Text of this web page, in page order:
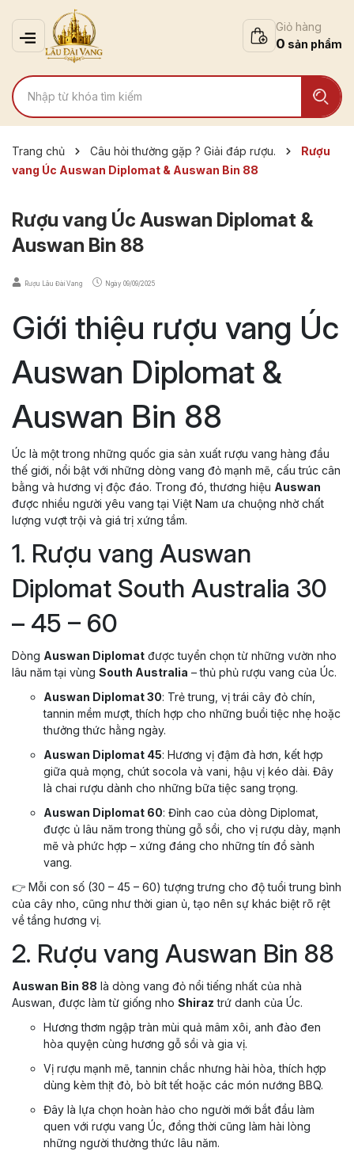
Giỏ hàng
0
Trang chủ Câu hỏi thường gặp ? Giải đáp rượu.
Rượu
vang Úc Auswan Diplomat & Auswan Bin 88
Rượu vang Úc Auswan Diplomat &
Auswan Bin 88
Rượu Lâu Đài Vang Ngày 09/09/2025
Giới thiệu rượu vang Úc
Auswan Diplomat &
Auswan Bin 88
Úc là một trong những quốc gia sản xuất rượu vang hàng đầu
thế giới, nổi bật với những dòng vang đỏ mạnh mẽ, cấu trúc cân
bằng và hương vị độc đáo. Trong đó, thương hiệu Auswan
được nhiều người yêu vang tại Việt Nam ưa chuộng nhờ chất
lượng vượt trội và giá trị xứng tầm.
1. Rượu vang Auswan
Diplomat South Australia 30
– 45 – 60
Dòng Auswan Diplomat được tuyển chọn từ những vườn nho
lâu năm tại vùng South Australia – thủ phủ rượu vang của Úc.
Auswan Diplomat 30: Trẻ trung, vị trái cây đỏ chín,
tannin mềm mượt, thích hợp cho những buổi tiệc nhẹ hoặc
thưởng thức hằng ngày.
Auswan Diplomat 45: Hương vị đậm đà hơn, kết hợp
giữa quả mọng, chút socola và vani, hậu vị kéo dài. Đây
là chai rượu dành cho những bữa tiệc sang trọng.
Auswan Diplomat 60: Đỉnh cao của dòng Diplomat,
được ủ lâu năm trong thùng gỗ sồi, cho vị rượu dày, mạnh
mẽ và phức hợp – xứng đáng cho những tín đồ sành
vang.
👉 Mỗi con số (30 – 45 – 60) tượng trưng cho độ tuổi trung bình
của cây nho, cũng như thời gian ủ, tạo nên sự khác biệt rõ rệt
về tầng hương vị.
2. Rượu vang Auswan Bin 88
Auswan Bin 88 là dòng vang đỏ nổi tiếng nhất của nhà
Auswan, được làm từ giống nho Shiraz trứ danh của Úc.
Hương thơm ngập tràn mùi quả mâm xôi, anh đào đen
hòa quyện cùng hương gỗ sồi và gia vị.
Vị rượu mạnh mẽ, tannin chắc nhưng hài hòa, thích hợp
dùng kèm thịt đỏ, bò bít tết hoặc các món nướng BBQ.
Đây là lựa chọn hoàn hảo cho người mới bắt đầu làm
quen với rượu vang Úc, đồng thời cũng làm hài lòng
những người thưởng thức lâu năm.